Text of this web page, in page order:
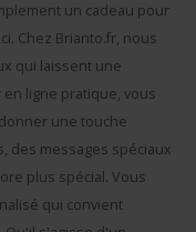
un cadeau pour
Chez Brianto.fr, nous
qui laissent une
ligne pratique, vous
une touche
des messages spéciaux
plus spécial. Vous
qui convient